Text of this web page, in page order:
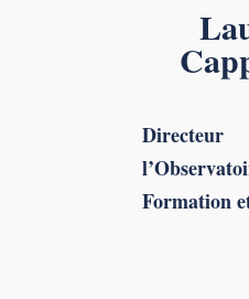
Formation